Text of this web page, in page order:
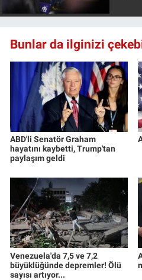
Bunlar da ilginizi
ABD'li Senatör Graham
hayatını kaybetti, Trump'tan
paylaşım geldi
Venezuela'da 7,5 ve 7,2
büyüklüğünde depremler! Ölü
sayısı artıyor...